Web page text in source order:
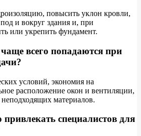
повысить уклон кровли,
и вокруг здания и, при
или укрепить фундамент.
всего попадаются при
условий, экономия на
расположение окон и вентиляции,
материалов.
привлекать специалистов для